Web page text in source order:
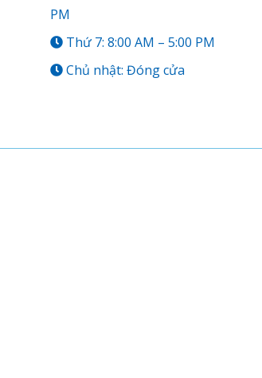
PM
Thứ 7: 8:00 AM – 5:00 PM
Chủ nhật: Đóng cửa